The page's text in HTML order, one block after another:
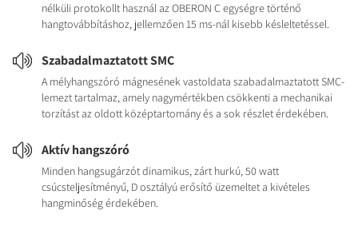
nélküli protokollt használ az OBERON C egységre történő
hangtovábbításhoz, jellemzően 15 ms-nál kisebb késleltetéssel.
Szabadalmaztatott SMC
A mélyhangszóró mágnesének vastoldata szabadalmaztatott SMC-
lemezt tartalmaz, amely nagymértékben csökkenti a mechanikai
torzítást az oldott középtartomány és a sok részlet érdekében.
Aktív hangszóró
Minden hangsugárzót dinamikus, zárt hurkú, 50 watt
csúcsteljesítményű, D osztályú erősítő üzemeltet a kivételes
hangminőség érdekében.